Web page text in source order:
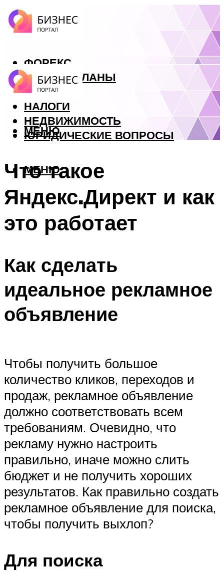
ФОРЕКС
БИЗНЕС ПЛАНЫ
КРЕДИТЫ
НАЛОГИ
НЕДВИЖИМОСТЬ
ЮРИДИЧЕСКИЕ ВОПРОСЫ
МЕНЮ
МЕНЮ
Что такое
Яндекс.Директ и как
это работает
Как сделать
идеальное рекламное
объявление
Чтобы получить большое
количество кликов, переходов и
продаж, рекламное объявление
должно соответствовать всем
требованиям. Очевидно, что
рекламу нужно настроить
правильно, иначе можно слить
бюджет и не получить хороших
результатов. Как правильно создать
рекламное объявление для поиска,
чтобы получить выхлоп?
Для поиска